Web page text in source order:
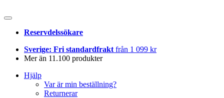
Reservdelssökare
Sverige: Fri standardfrakt från 1 099 kr
Mer än 11.100 produkter
Hjälp
Var är min beställning?
Returnerar